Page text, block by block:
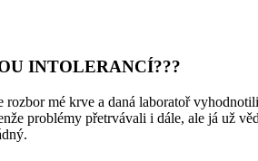
INTOLERANCÍ???
rozbor mé krve a daná laboratoř
problémy přetrvávali i dále, ale já už